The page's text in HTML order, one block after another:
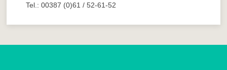
Tel.: 00387 (0)61 / 52-61-52